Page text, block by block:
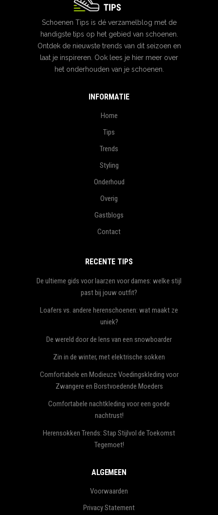
Schoenen Tips is dé verzamelblog met de
handigste tips op het gebied van schoenen.
Ontdek de nieuwste trends van dit seizoen en
laat je inspireren. Ook lees je hier meer over
het onderhouden van je schoenen.
INFORMATIE
Home
Tips
Trends
Styling
Onderhoud
Overig
Gastblogs
Contact
RECENTE TIPS
De ultieme gids voor laarzen voor dames: welke stijl
past bij jouw outfit?
Loafers vs. andere herenschoenen: wat maakt ze
uniek?
De wereld door de lens van een snowboarder
Zin in de winter, met elektrische sokken
Comfortabele en Modieuze Voedingskleding voor
Zwangere en Borstvoedende Moeders
Comfortabele nachtkleding voor een goede
nachtrust!
Herensokken Trends: Stap Stijlvol de Toekomst
Tegemoet!
ALGEMEEN
Voorwaarden
Privacy Statement